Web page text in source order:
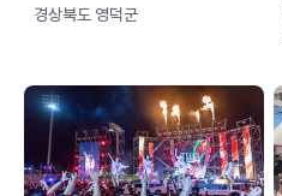
경상북도 영덕군